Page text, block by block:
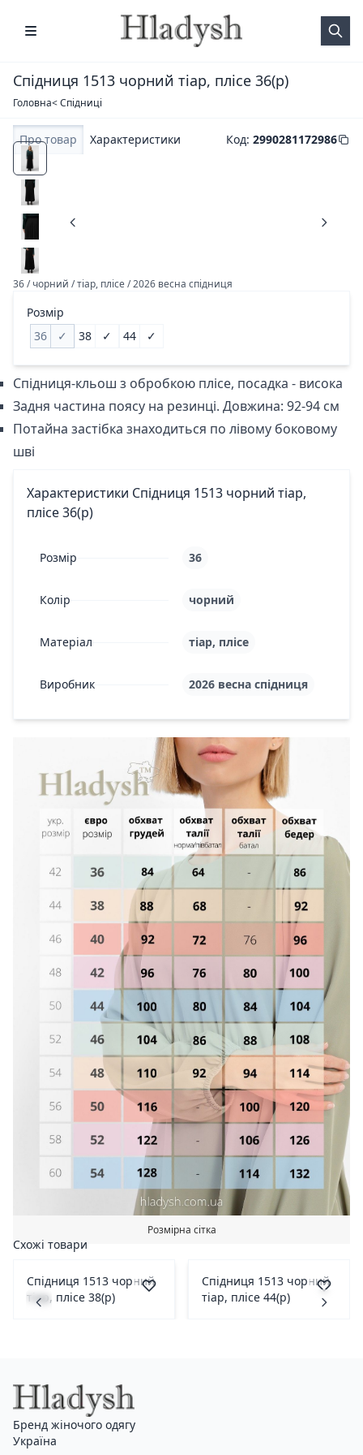
Спідниця 1513 чорний тіар, плісе 36(р)
Головна< Спідниці
Про товар Характеристики Код: 2990281172986
36 / чорний / тіар, плісе / 2026 весна спідниця
Розмір
36
✓ 38 ✓ 44 ✓
Спідниця-кльош з обробкою плісе, посадка - висока
Задня частина поясу на резинці. Довжина: 92-94 см
Потайна застібка знаходиться по лівому боковому
шві
Характеристики Спідниця 1513 чорний тіар,
плісе 36(р)
Розмір 36
Колір чорний
Матеріал тіар, плісе
Виробник 2026 весна спідниця
Розмірна сітка
Схожі товари
Спідниця 1513 чорний
тіар, плісе 38(р)
Спідниця 1513 чорний
тіар, плісе 44(р)
Бренд жіночого одягу
Україна